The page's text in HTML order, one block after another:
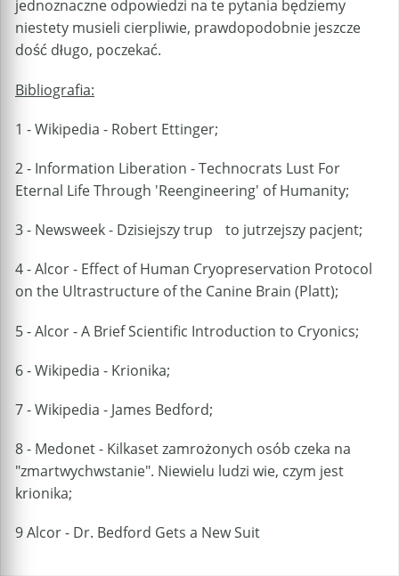
jednoznaczne odpowiedzi na te pytania będziemy
niestety musieli cierpliwie, prawdopodobnie jeszcze
dość długo, poczekać.
Bibliografia:
1 - Wikipedia - Robert Ettinger;
2 - Information Liberation - Technocrats Lust For
Eternal Life Through 'Reengineering' of Humanity;
3 - Newsweek - Dzisiejszy trup to jutrzejszy pacjent;
4 - Alcor - Effect of Human Cryopreservation Protocol
on the Ultrastructure of the Canine Brain (Platt);
5 - Alcor - A Brief Scientific Introduction to Cryonics;
6 - Wikipedia - Krionika;
7 - Wikipedia - James Bedford;
8 - Medonet - Kilkaset zamrożonych osób czeka na
"zmartwychwstanie". Niewielu ludzi wie, czym jest
krionika;
9 Alcor - Dr. Bedford Gets a New Suit